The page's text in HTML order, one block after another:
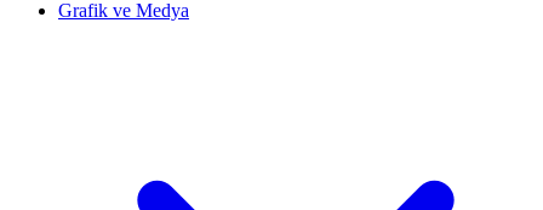
Grafik ve Medya